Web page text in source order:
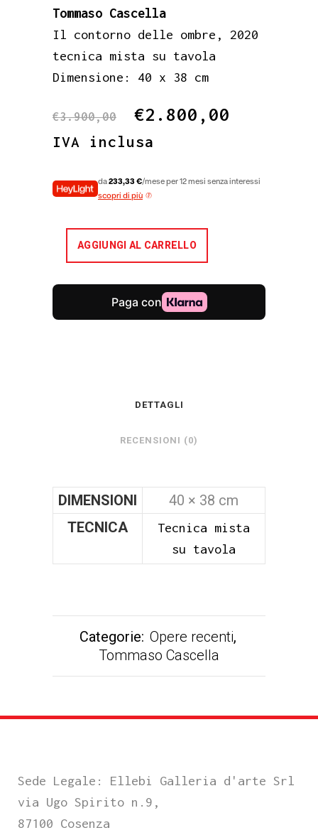
Tommaso Cascella
Il contorno delle ombre, 2020
tecnica mista su tavola
Dimensione: 40 x 38 cm
€3.900,00
Il
prezzo
era:
€2.800,00
è:
IVA inclusa
da233,33 €/mese per 12 mesi senza interessi
scopri di più
AGGIUNGI AL CARRELLO
DETTAGLI
RECENSIONI (0)
DIMENSIONI
40 × 38 cm
TECNICA
Tecnica mista
su tavola
Categorie: Opere recenti,
Tommaso Cascella
Sede Legale: Ellebi Galleria d'arte Srl
via Ugo Spirito n.9,
87100 Cosenza